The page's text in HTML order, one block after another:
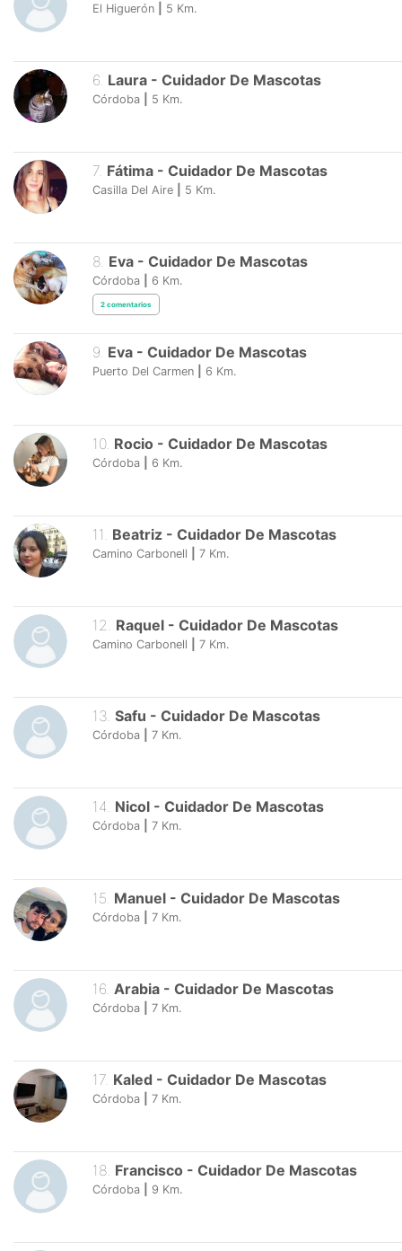
El Higuerón 5 Km.
6 Laura - Cuidador De Mascotas
Córdoba 5 Km.
7. Fátima - Cuidador De Mascotas
Casilla Del Aire 5 Km.
8. Eva - Cuidador De Mascotas
Córdoba 6 Km.
2 comentarios
9. Eva - Cuidador De Mascotas
Puerto Del Carmen 6 Km.
10. Rocio - Cuidador De Mascotas
Córdoba 6 Km.
11 Beatriz - Cuidador De Mascotas
Camino Carbonell 7 Km.
12 Raquel - Cuidador De Mascotas
Camino Carbonell 7 Km.
13. Safu - Cuidador De Mascotas
Córdoba 7 Km.
14. Nicol - Cuidador De Mascotas
Córdoba 7 Km.
15 Manuel - Cuidador De Mascotas
Córdoba 7 Km.
16 Arabia - Cuidador De Mascotas
Córdoba 7 Km.
17. Kaled - Cuidador De Mascotas
Córdoba 7 Km.
18. Francisco - Cuidador De Mascotas
Córdoba 9 Km.